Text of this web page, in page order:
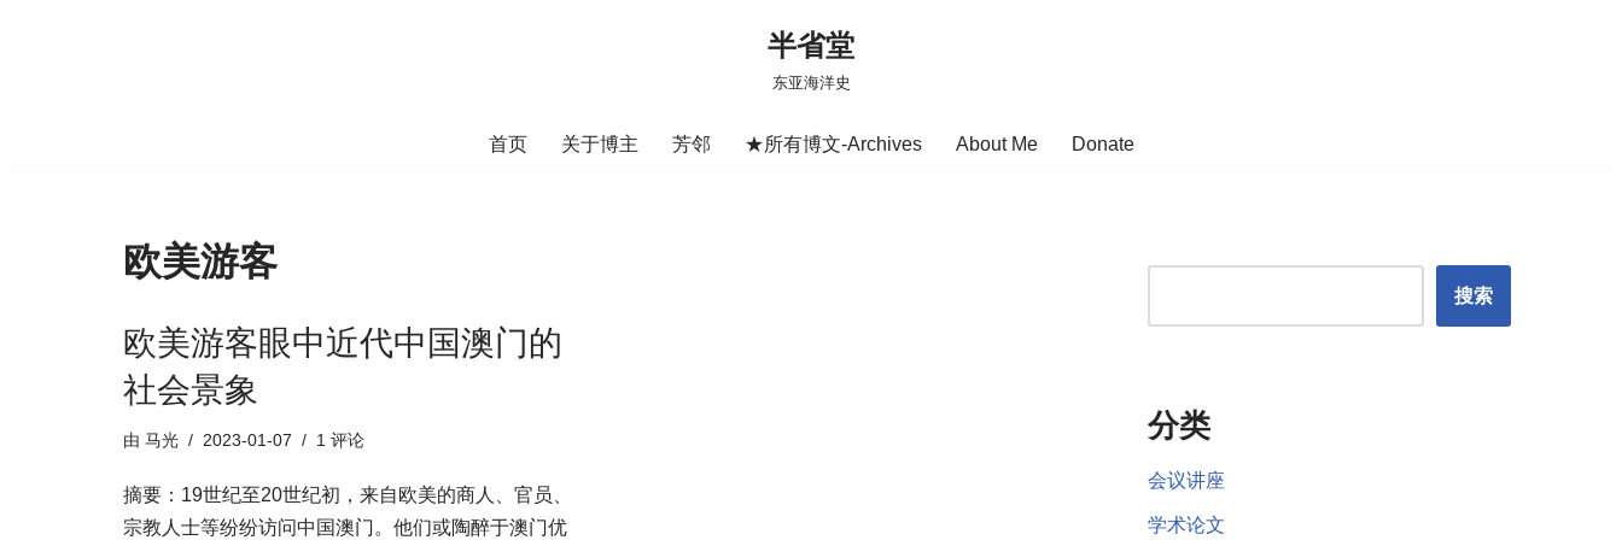
半省堂
东亚海洋史
首页 关于博主 芳邻 ★所有博文-Archives About Me Donate
欧美游客
欧美游客眼中近代中国澳门的
社会景象
由 马光 2023-01-07 1 评论
摘要：19世纪至20世纪初，来自欧美的商人、官员、
宗教人士等纷纷访问中国澳门。他们或陶醉于澳门优
搜索
分类
会议讲座
学术论文